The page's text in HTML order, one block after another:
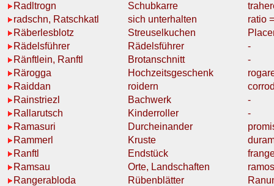
Radltrogn
Schubkarre
radschn, Ratschkatl
sich unterhalten
ratio
Räberlesblotz
Streuselkuchen
Rädelsführer
Rädelsführer
-
Ränftlein, Ranftl
Brotanschnitt
-
Rärogga
Hochzeitsgeschenk
Raiddan
roidern
Rainstriezl
Bachwerk
-
Rallarutsch
Kinderroller
-
Ramasuri
Durcheinander
Rammerl
Kruste
Ranftl
Endstück
Ramsau
Orte, Landschaften
Rangerabloda
Rübenblätter